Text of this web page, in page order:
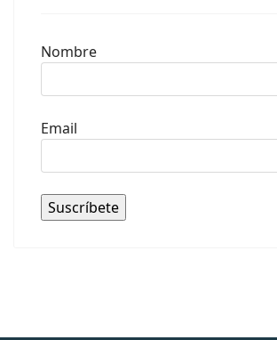
Nombre
Email